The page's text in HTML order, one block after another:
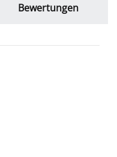
Bewertungen